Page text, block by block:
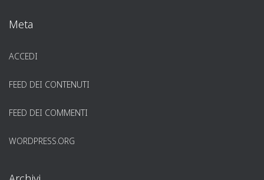
Meta
ACCEDI
FEED DEI CONTENUTI
FEED DEI COMMENTI
WORDPRESS.ORG